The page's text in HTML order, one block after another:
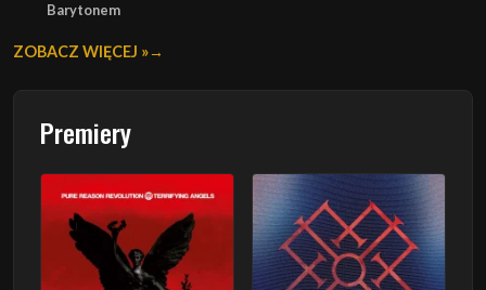
Barytonem
ZOBACZ WIĘCEJ »
Premiery